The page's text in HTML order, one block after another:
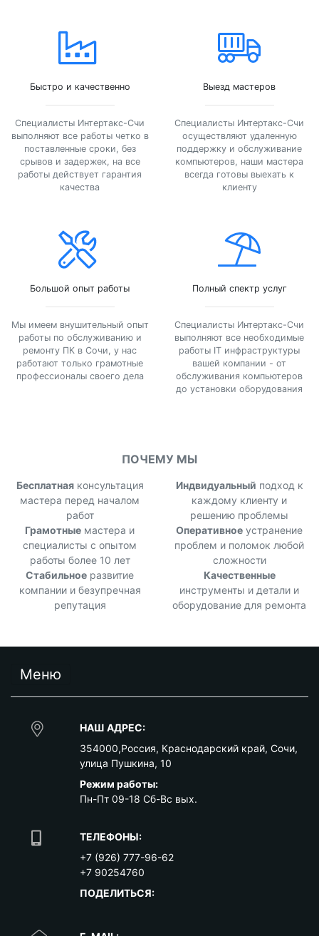
Быстро и качественно
Специалисты Интертакс-Счи
выполняют все работы четко в
поставленные сроки, без
срывов и задержек, на все
работы действует гарантия
качества
Выезд мастеров
Специалисты Интертакс-Счи
осуществляют удаленную
поддержку и обслуживание
компьютеров, наши мастера
всегда готовы выехать к
клиенту
Большой опыт работы
Мы имеем внушительный опыт
работы по обслуживанию и
ремонту ПК в Сочи, у нас
работают только грамотные
профессионалы своего дела
Полный спектр услуг
Специалисты Интертакс-Счи
выполняют все необходимые
работы IT инфраструктуры
вашей компании - от
обслуживания компьютеров
до установки оборудования
ПОЧЕМУ МЫ
Бесплатнаяконсультация
мастера перед началом
работ
Индвидуальный подход к
каждому клиенту и
решению проблемы
Грамотные мастера и
специалисты с опытом
работы более 10 лет
Оперативное устранение
проблем и поломок любой
сложности
Стабильное развитие
компании и безупречная
репутация
Качественные
инструменты и детали и
оборудование для ремонта
Меню
НАШ АДРЕС:
354000,Россия, Краснодарский край, Сочи,
улица Пушкина, 10
Режим работы:
Пн-Пт 09-18 Сб-Вс вых.
ТЕЛЕФОНЫ:
+7 (926) 777-96-62
+7 90254760
ПОДЕЛИТЬСЯ: